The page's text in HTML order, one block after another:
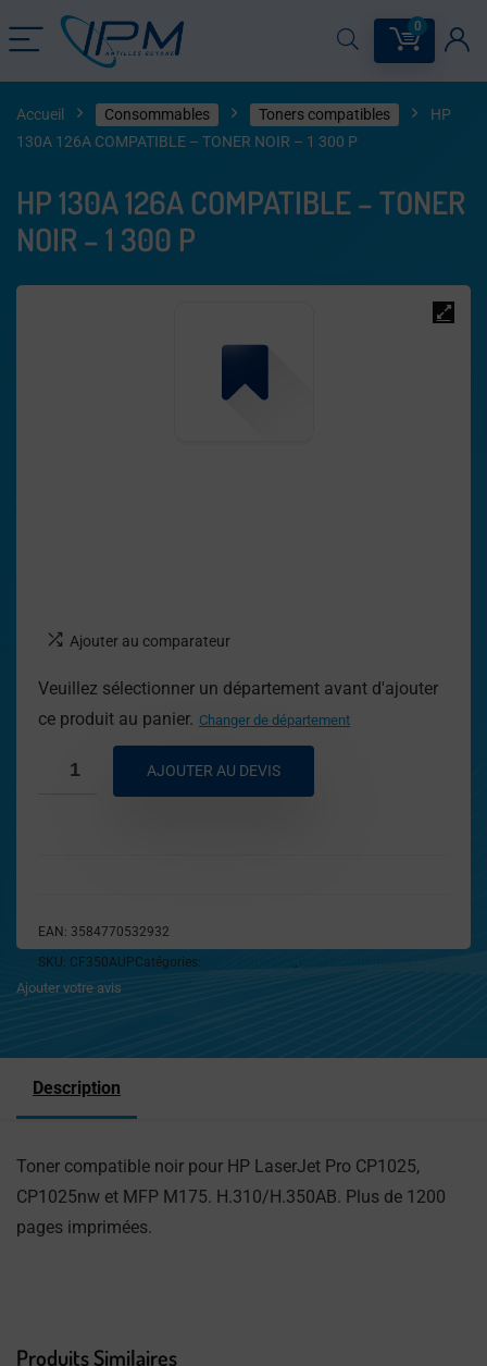
0
Accueil Consommables Toners compatibles
HP
130A 126A COMPATIBLE – TONER NOIR – 1 300 P
HP 130A 126A COMPATIBLE – TONER
NOIR – 1 300 P
Ajouter au comparateur
Veuillez sélectionner un département avant d'ajouter
ce produit au panier. Changer de département
AJOUTER AU DEVIS
EAN: 3584770532932
SKU: CF350AUPCatégories: ,
Ajouter votre avis
Description
Toner compatible noir pour HP LaserJet Pro CP1025,
CP1025nw et MFP M175. H.310/H.350AB. Plus de 1200
pages imprimées.
Produits Similaires